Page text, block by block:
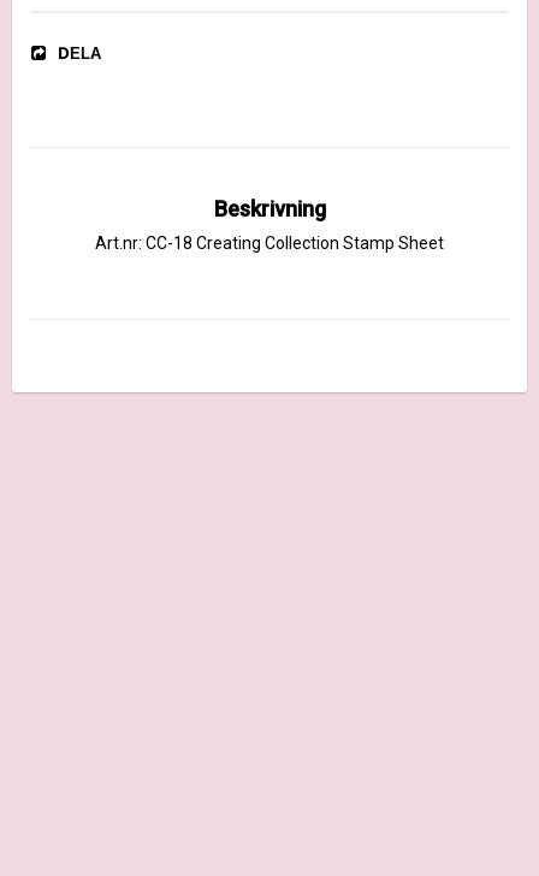
DELA
Beskrivning
Art.nr: CC-18 Creating Collection Stamp Sheet